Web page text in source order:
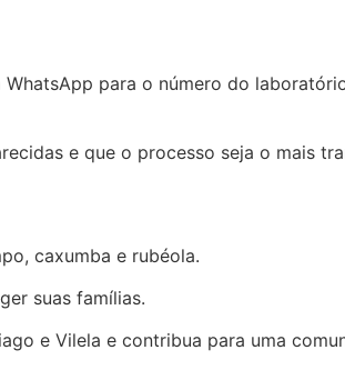
para o número do
e que o processo seja o mais
caxumba e rubéola.
suas famílias.
e Vilela e contribua para uma